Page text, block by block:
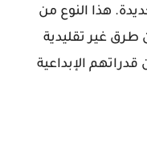
هذا النوع من
طرق غير تقليدية
الإبداعية